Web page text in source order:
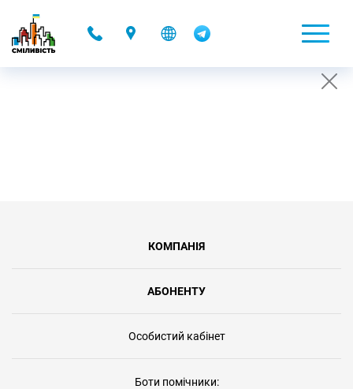
КОМПАНІЯ
АБОНЕНТУ
Особистий кабінет
Боти помічники: